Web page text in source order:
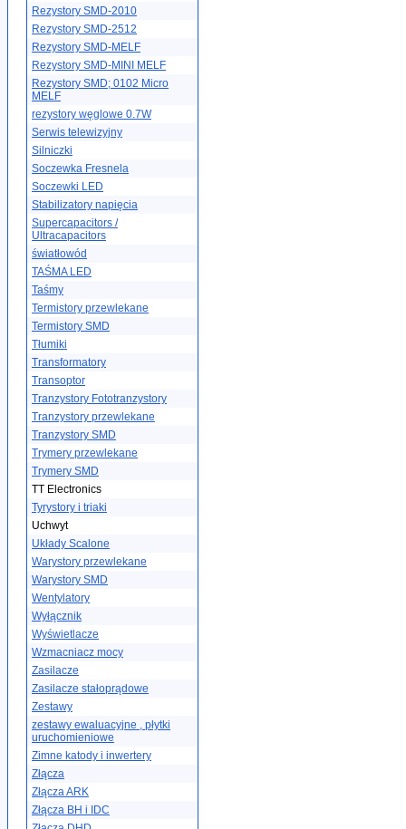
Rezystory SMD-2010
Rezystory SMD-2512
Rezystory SMD-MELF
Rezystory SMD-MINI MELF
Rezystory SMD; 0102 Micro
MELF
rezystory węglowe 0.7W
Serwis telewizyjny
Silniczki
Soczewka Fresnela
Soczewki LED
Stabilizatory napięcia
Supercapacitors /
Ultracapacitors
światłowód
TAŚMA LED
Taśmy
Termistory przewlekane
Termistory SMD
Tłumiki
Transformatory
Transoptor
Tranzystory Fototranzystory
Tranzystory przewlekane
Tranzystory SMD
Trymery przewlekane
Trymery SMD
TT Electronics
Tyrystory i triaki
Uchwyt
Układy Scalone
Warystory przewlekane
Warystory SMD
Wentylatory
Wyłącznik
Wyświetlacze
Wzmacniacz mocy
Zasilacze
Zasilacze stałoprądowe
Zestawy
zestawy ewaluacyjne , płytki
uruchomieniowe
Zimne katody i inwertery
Złącza
Złącza ARK
Złącza BH i IDC